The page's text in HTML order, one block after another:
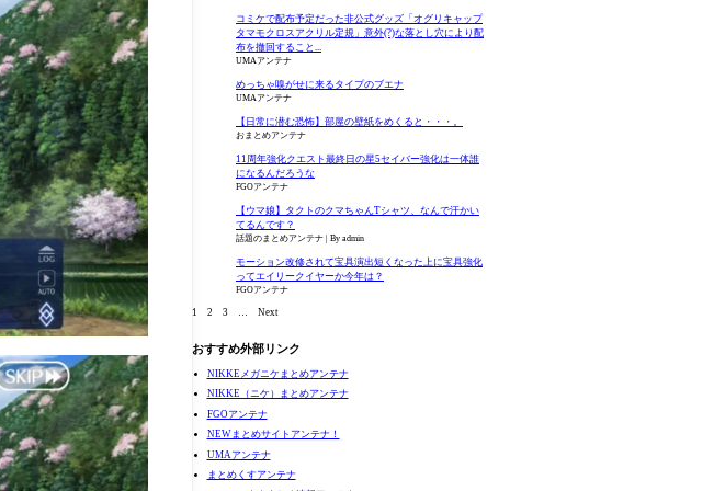
コミケで配布予定だった非公式グッズ「オグリキャップ
タマモクロスアクリル定規」意外(?)な落とし穴により配
布を撤回すること...
UMAアンテナ
めっちゃ嗅がせに来るタイプのブエナ
UMAアンテナ
【日常に潜む恐怖】部屋の壁紙をめくると・・・。
おまとめアンテナ
11周年強化クエスト最終日の星5セイバー強化は一体誰
になるんだろうな
FGOアンテナ
【ウマ娘】タクトのクマちゃんTシャツ、なんで汗かい
てるんです？
話題のまとめアンテナ By admin
モーション改修されて宝具演出短くなった上に宝具強化
ってエイリークイヤーか今年は？
FGOアンテナ
1 2 3 Next
おすすめ外部リンク
NIKKEメガニケまとめアンテナ
NIKKE（ニケ）まとめアンテナ
FGOアンテナ
NEWまとめサイトアンテナ！
UMAアンテナ
まとめくすアンテナ